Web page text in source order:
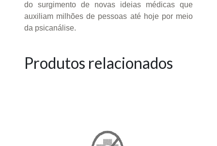
do surgimento de novas ideias médicas que
auxiliam milhões de pessoas até hoje por meio
da psicanálise.
Produtos relacionados